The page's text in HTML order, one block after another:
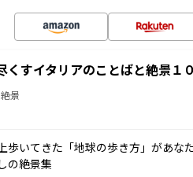
くすイタリアのことばと絶景１
景
歩いてきた「地球の歩き方」があな
の絶景集